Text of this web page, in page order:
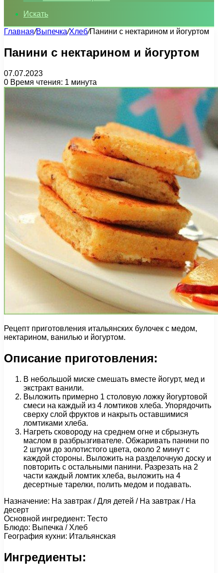
Искать
Главная/Выпечка/Хлеб/Панини с нектарином и йогуртом
Панини с нектарином и йогуртом
07.07.2023
0 Время чтения: 1 минута
Рецепт приготовления итальянских булочек с медом,
нектарином, ванилью и йогуртом.
Описание приготовления:
В небольшой миске смешать вместе йогурт, мед и
экстракт ванили.
Выложить примерно 1 столовую ложку йогуртовой
смеси на каждый из 4 ломтиков хлеба. Упорядочить
сверху слой фруктов и накрыть оставшимися
ломтиками хлеба.
Нагреть сковороду на среднем огне и сбрызнуть
маслом в разбрызгивателе. Обжаривать панини по
2 штуки до золотистого цвета, около 2 минут с
каждой стороны. Выложить на разделочную доску и
повторить с остальными панини. Разрезать на 2
части каждый ломтик хлеба, выложить на 4
десертные тарелки, полить медом и подавать.
Назначение: На завтрак / Для детей / На завтрак / На
десерт
Основной ингредиент: Тесто
Блюдо: Выпечка / Хлеб
География кухни: Итальянская
Ингредиенты: